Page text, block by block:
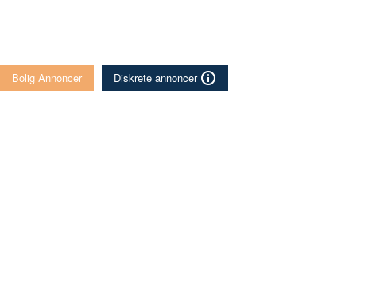
Bolig Annoncer Diskrete annoncer